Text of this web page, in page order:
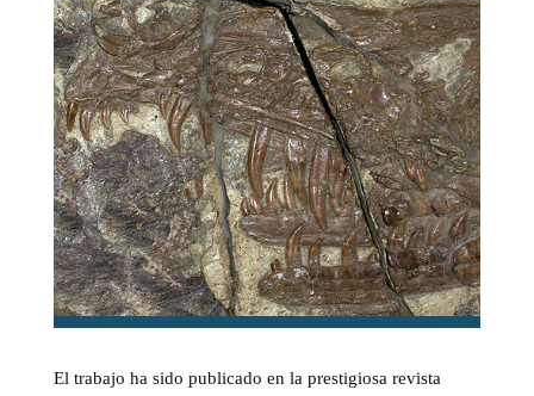
El trabajo ha sido publicado en la prestigiosa revista